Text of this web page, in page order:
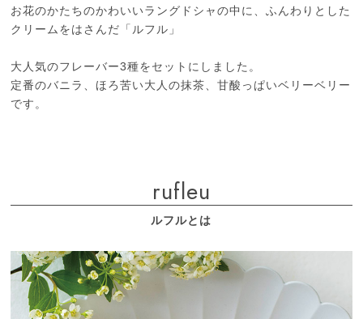
お花のかたちのかわいいラングドシャの中に、ふんわりとした
クリームをはさんだ「ルフル」
大人気のフレーバー3種をセットにしました。
定番のバニラ、ほろ苦い大人の抹茶、甘酸っぱいベリーベリー
です。
rufleu
ルフルとは